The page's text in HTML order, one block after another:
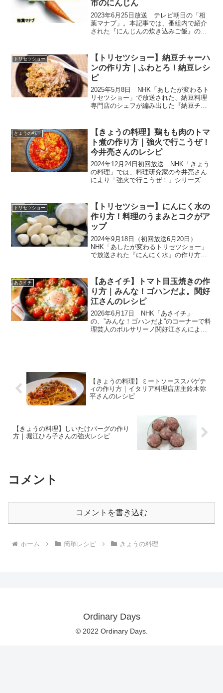
市のにんじん
2023年6月25日放送 テレビ朝日の「相
葉マナブ」。本記事では、番組内で紹介
された『にんじんの炊き込みご飯』の作
です。今回登場する農家さんが栽培して
いるのは、色が鮮や...
トリセツショー
【トリセツショー】納豆チャーハ
ンの作り方｜ふわとろ！納豆レシ
ピ
2025年5月8日 NHK「あしたが変わるト
リセツショー」で放送された、納豆料理
専門店のシェフが編み出した『納豆チャ
燥させて香辛料と混ぜ、うまみ調味料と
して使われていま...
きょうの料理
【きょうの料理】鶏もも肉のトマ
ト煮の作り方｜強火で行こうぜ！
今井亮さんのレシピ
2024年12月24日初回放送 NHK「きょう
の料理」では、料理研究家の今井亮さん
により「強火で行こうぜ！」シリーズか
す。料理初心者必見の、遊び心あふれる
好評シリ...
トリセツショー
【トリセツショー】にんにく水の
作り方！料理のうまみとコクがア
ップ
2024年9月18日（初回放送6月20日）
NHK「あしたが変わるトリセツショー」
で放送された『にんにく水』の作り方を
にくのみに確認されている神秘の物質に
注目！にんにく...
あさイチ
【あさイチ】トマト目玉焼きの作
り方｜みんな！ゴハンだよ。関好
江さんのレシピ
2026年6月17日 NHK「あさイチ」
の、”みんな！ゴハンだよ”のコーナーで料
理芸人のボルサリーノ関好江さんにより
【きょうの料理】ミートソーススパゲテ
ィの作り方｜イタリア料理店店主鈴木弥
平さんのレシピ
【きょうの料理】しいたけバーグの作り
方｜堀江ひろ子さんの強火レシピ
コメント
コメントを書き込む
ホーム 簡単レシピ きょうの料理
Ordinary Days
© 2022 Ordinary Days.